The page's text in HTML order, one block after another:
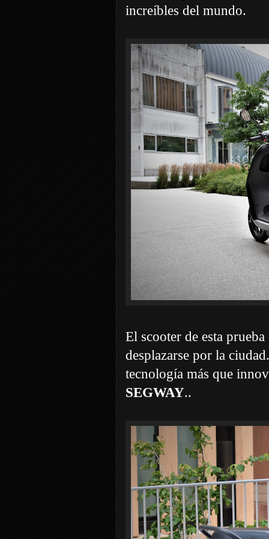
increíbles del mundo.
El scooter de esta
desplazarse por la
tecnología más que
SEGWAY..